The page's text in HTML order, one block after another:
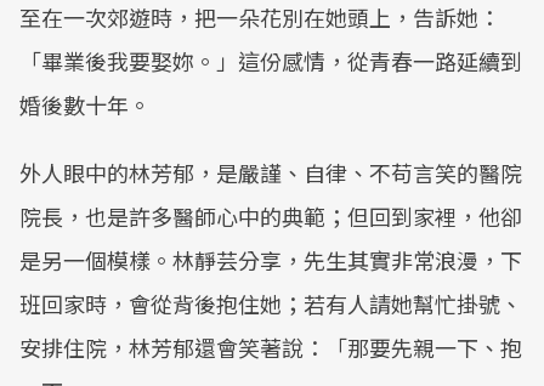
至在一次郊遊時，把一朵花別在她頭上，告訴她：
「畢業後我要娶妳。」這份感情，從青春一路延續到
婚後數十年。
外人眼中的林芳郁，是嚴謹、自律、不苟言笑的醫院
院長，也是許多醫師心中的典範；但回到家裡，他卻
是另一個模樣。林靜芸分享，先生其實非常浪漫，下
班回家時，會從背後抱住她；若有人請她幫忙掛號、
安排住院，林芳郁還會笑著說：「那要先親一下、抱